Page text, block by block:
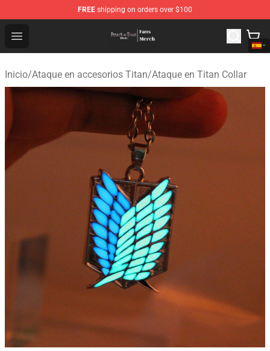
FREE shipping on orders over $100
Open menu
Attack On Titan Store - Official Attack On Titan
Inicio/Ataque en accesorios Titan/Ataque en Titan Collar